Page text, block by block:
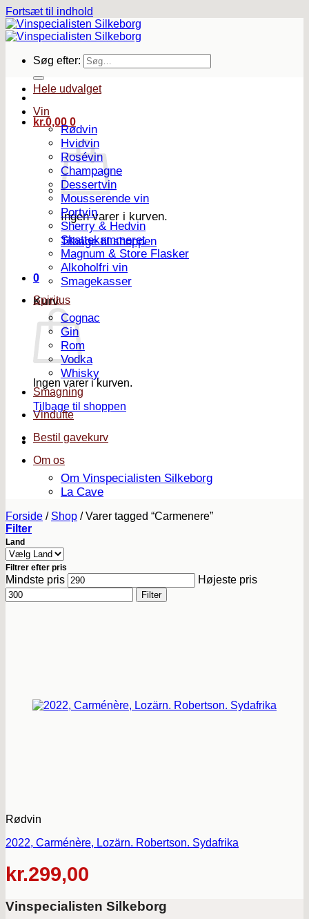
Fortsæt til indhold
Søg efter:
kr.0,00 0
Ingen varer i kurven.
Tilbage til shoppen
0
Kurv
Ingen varer i kurven.
Tilbage til shoppen
Hele udvalget
Vin
Rødvin
Hvidvin
Rosévin
Champagne
Dessertvin
Mousserende vin
Portvin
Sherry & Hedvin
Skattekammeret
Magnum & Store Flasker
Alkoholfri vin
Smagekasser
Spiritus
Cognac
Gin
Rom
Vodka
Whisky
Smagning
Vindufte
Bestil gavekurv
Om os
Om Vinspecialisten Silkeborg
La Cave
Forside / Shop /Varer tagged “Carmenere”
Filter
Land
Filtrer efter pris
Mindste pris Højeste pris
Filter
Rødvin
2022, Carménère, Lozärn. Robertson. Sydafrika
kr.299,00
Vinspecialisten Silkeborg